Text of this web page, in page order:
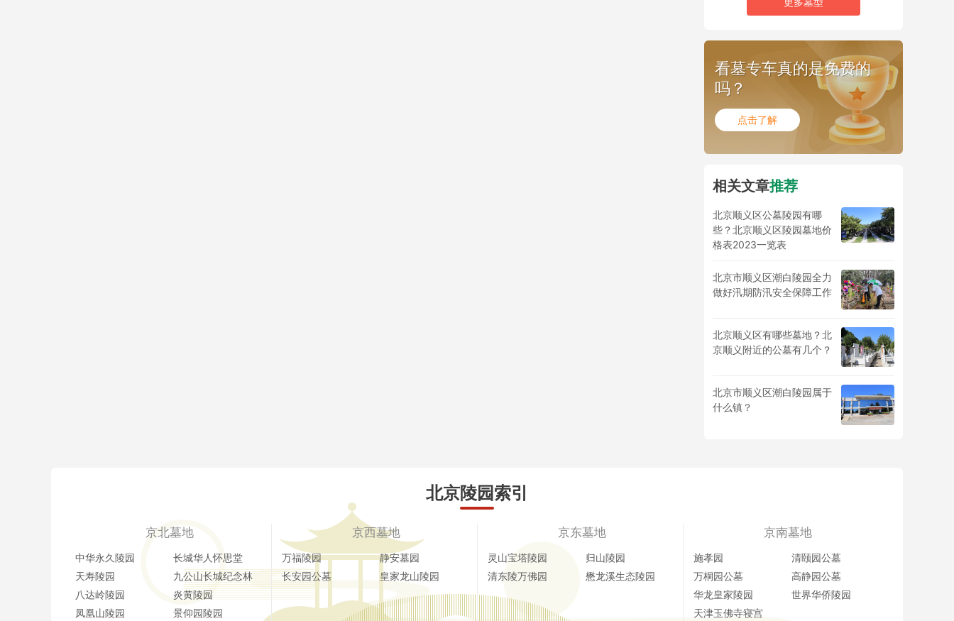
看墓专车真的是免费的
吗？
点击了解
相关文章推荐
北京顺义区公墓陵园有哪
些？北京顺义区陵园墓地价
格表2023一览表
北京市顺义区潮白陵园全力
做好汛期防汛安全保障工作
北京顺义区有哪些墓地？北
京顺义附近的公墓有几个？
北京市顺义区潮白陵园属于
什么镇？
北京陵园索引
京北墓地
中华永久陵园
长城华人怀思堂
天寿陵园
九公山长城纪念林
八达岭陵园
炎黄陵园
凤凰山陵园
景仰园陵园
京西墓地
万福陵园
静安墓园
长安园公墓
皇家龙山陵园
京东墓地
灵山宝塔陵园
归山陵园
清东陵万佛园
懋龙溪生态陵园
京南墓地
施孝园
清颐园公墓
万桐园公墓
高静园公墓
华龙皇家陵园
世界华侨陵园
天津玉佛寺寝宫